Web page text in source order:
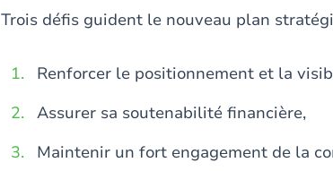
Trois défis guident le nouveau plan
Renforcer le positionnement et la
Assurer sa soutenabilité financière,
Maintenir un fort engagement de la